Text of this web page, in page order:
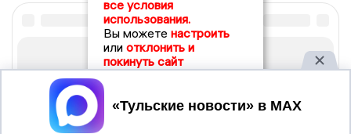
все условия
использования.
Вы можете настроить
или отклонить и
покинуть сайт
Принять